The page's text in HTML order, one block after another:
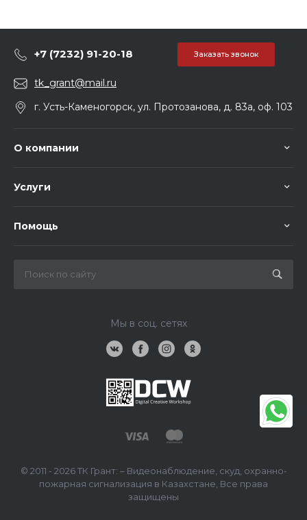
+7 (7232) 91-20-18 Заказать звонок
tk_grant@mail.ru
г. Усть-Каменогорск, ул. Протозанова, д. 83а, оф. 103
О компании
Услуги
Помощь
Мы в соц. сетях
© 2011 - 2026 ТК Грант: – Видеонаблюдение, скуд, охранно-
пожарная сигнализация в Казахстане, Все права
защищены